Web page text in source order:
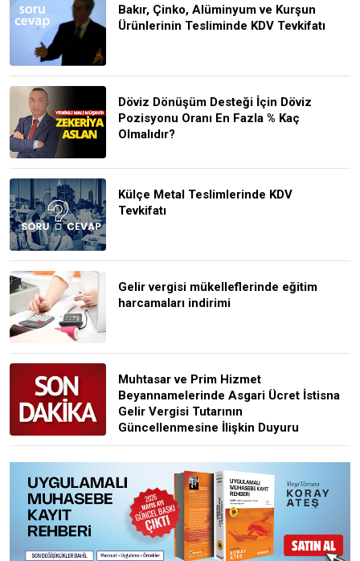
Bakır, Çinko, Alüminyum ve Kurşun
Ürünlerinin Tesliminde KDV Tevkifatı
Döviz Dönüşüm Desteği İçin Döviz
Pozisyonu Oranı En Fazla % Kaç
Olmalıdır?
Külçe Metal Teslimlerinde KDV
Tevkifatı
Gelir vergisi mükelleflerinde eğitim
harcamaları indirimi
Muhtasar ve Prim Hizmet
Beyannamelerinde Asgari Ücret İstisna
Gelir Vergisi Tutarının
Güncellenmesine İlişkin Duyuru